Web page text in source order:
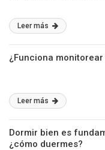
Leer más
¿Funciona
Leer más
Dormir bien es
¿cómo duermes?